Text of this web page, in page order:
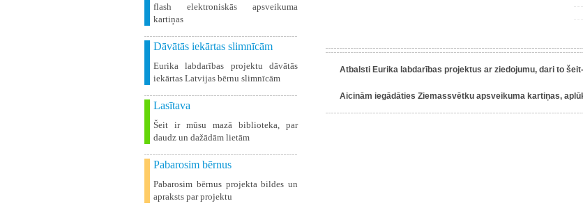
flash elektroniskās apsveikuma
kartiņas
Dāvātās iekārtas slimnīcām
Eurika labdarības projektu dāvātās
iekārtas Latvijas bērnu slimnīcām
Lasītava
Šeit ir mūsu mazā biblioteka, par
daudz un dažādām lietām
Pabarosim bērnus
Pabarosim bērnus projekta bildes un
apraksts par projektu
Atbalsti Eurika labdarības projektus ar ziedojumu, dari to
Aicinām iegādāties Ziemassvētku apsveikuma kartiņas,